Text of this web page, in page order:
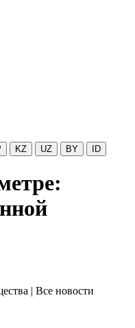
KZ UZ BY ID
| Все новости